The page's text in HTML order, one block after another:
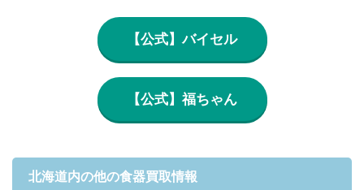
【公式】バイセル
【公式】福ちゃん
北海道内の他の食器買取情報